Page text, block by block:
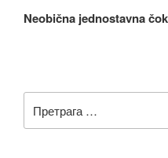
чланак
Neobična jednostavna
за: